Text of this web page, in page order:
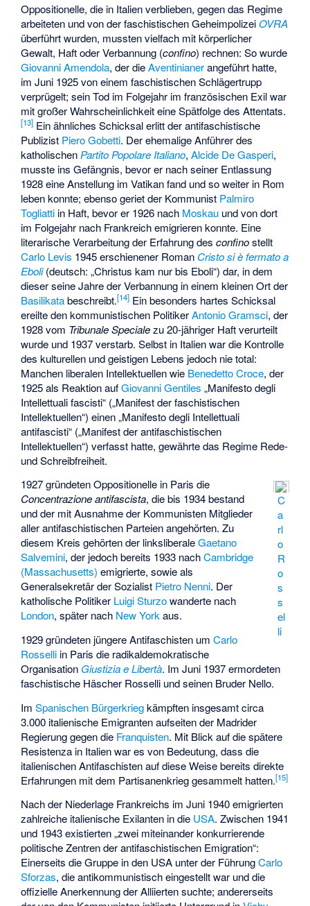
Oppositionelle, die in Italien verblieben, gegen das Regime
arbeiteten und von der faschistischen GeheimpolizeiOVRA
überführt wurden, mussten vielfach mit körperlicher
Gewalt, Haft oder Verbannung (confino) rechnen: So wurde
Giovanni Amendola, der dieAventinianerangeführt hatte,
im Juni 1925 von einem faschistischen Schlägertrupp
verprügelt; sein Tod im Folgejahr im französischen Exil war
mit großer Wahrscheinlichkeit eine Spätfolge des Attentats.
[13] Ein ähnliches Schicksal erlitt der antifaschistische
Publizist Piero Gobetti. Der ehemalige Anführer des
katholischen Partito Popolare Italiano,Alcide De Gasperi,
musste ins Gefängnis, bevor er nach seiner Entlassung
1928 eine Anstellung im Vatikan fand und so weiter in Rom
leben konnte; ebenso geriet der Kommunist Palmiro
Togliatti in Haft, bevor er 1926 nach Moskau und von dort
im Folgejahr nach Frankreich emigrieren konnte. Eine
literarische Verarbeitung der Erfahrung desconfinostellt
Carlo Levis 1945 erschienener Roman Cristo si è fermato a
Eboli(deutsch: „Christus kam nur bis Eboli“) dar, in dem
dieser seine Jahre der Verbannung in einem kleinen Ort der
Basilikatabeschreibt.[14] Ein besonders hartes Schicksal
ereilte den kommunistischen PolitikerAntonio Gramsci, der
1928 vom Tribunale Specialezu 20-jähriger Haft verurteilt
wurde und 1937 verstarb. Selbst in Italien war die Kontrolle
des kulturellen und geistigen Lebens jedoch nie total:
Manchen liberalen Intellektuellen wie Benedetto Croce, der
1925 als Reaktion aufGiovanni Gentiles „Manifesto degli
Intellettuali fascisti“ („Manifest der faschistischen
Intellektuellen“) einen „Manifesto degli Intellettuali
antifascisti“ („Manifest der antifaschistischen
Intellektuellen“) verfasst hatte, gewährte das Regime Rede-
und Schreibfreiheit.
C
a
rl
o
R
o
s
s
el
li
1927 gründeten Oppositionelle in Paris die
Concentrazione antifascista, die bis 1934 bestand
und der mit Ausnahme der Kommunisten Mitglieder
aller antifaschistischen Parteien angehörten. Zu
diesem Kreis gehörten der linksliberaleGaetano
Salvemini, der jedoch bereits 1933 nachCambridge
(Massachusetts) emigrierte, sowie als
Generalsekretär der Sozialist Pietro Nenni. Der
katholische Politiker Luigi Sturzowanderte nach
London, später nach New Yorkaus.
1929 gründeten jüngere Antifaschisten umCarlo
Rosselli in Paris die radikaldemokratische
Organisation Giustizia e Libertà. Im Juni 1937 ermordeten
faschistische Häscher Rosselli und seinen Bruder Nello.
ImSpanischen Bürgerkriegkämpften insgesamt circa
3.000 italienische Emigranten aufseiten der Madrider
Regierung gegen die Franquisten. Mit Blick auf die spätere
Resistenza in Italien war es von Bedeutung, dass die
italienischen Antifaschisten auf diese Weise bereits direkte
Erfahrungen mit dem Partisanenkrieg gesammelt hatten.[15]
Nach der Niederlage Frankreichs im Juni 1940 emigrierten
zahlreiche italienische Exilanten in die USA. Zwischen 1941
und 1943 existierten „zwei miteinander konkurrierende
politische Zentren der antifaschistischen Emigration“:
Einerseits die Gruppe in den USA unter der FührungCarlo
Sforzas, die antikommunistisch eingestellt war und die
offizielle Anerkennung der Alliierten suchte; andererseits